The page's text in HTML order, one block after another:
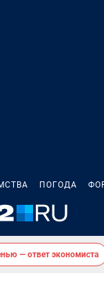
ПОГОДА
— ответ экономиста